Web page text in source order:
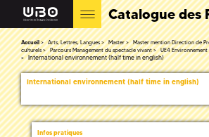
Catalogue des
Accueil Arts, Lettres, Langues Master
Master mention Direction de
culturels
Parcours Management du spectacle vivant UE4
International environnement (half time in english)
International environnement (half time in english)
Infos pratiques